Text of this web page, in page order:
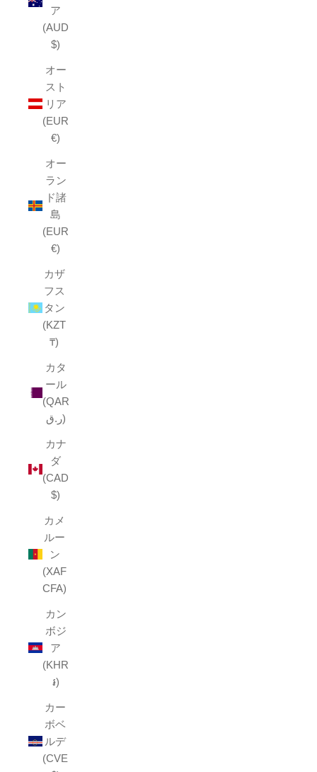
ア
(AUD
$)
オー
スト
リア
(EUR
€)
オー
ラン
ド諸
島
(EUR
€)
カザ
フス
タン
(KZT
₸)
カタ
ール
(QAR
ر.ق)
カナ
ダ
(CAD
$)
カメ
ルー
ン
(XAF
CFA)
カン
ボジ
ア
(KHR
៛)
カー
ボベ
ルデ
(CVE